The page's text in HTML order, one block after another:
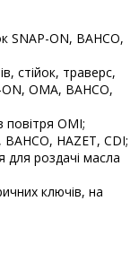
SNAP-ON, BAHCO,
стійок, траверс,
OMA, BAHCO,
повітря OMI;
HAZET, CDI;
роздачі масла
ключів, на